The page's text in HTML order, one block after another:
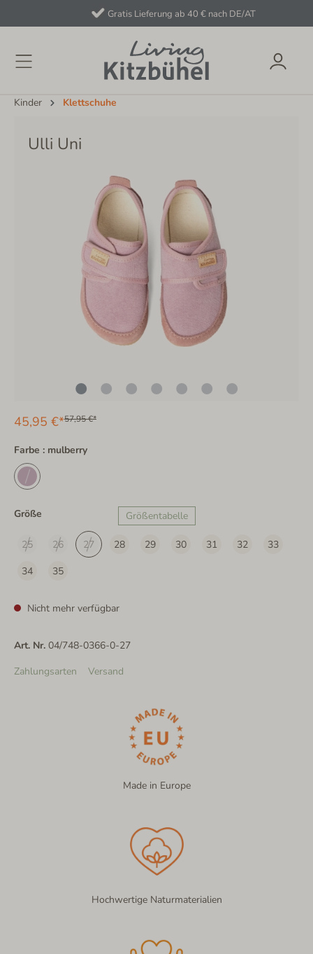
Gratis Lieferung ab 40 € nach DE/AT
Kinder Klettschuhe
Ulli Uni
45,95 €*57,95 €*
Farbe : mulberry
Größe Größentabelle
25 26 27 28 29 30 31 32
33
34
35
Nicht mehr verfügbar
Art. Nr. 04/748-0366-0-27
Zahlungsarten
Versand
Made in Europe
Hochwertige Naturmaterialien